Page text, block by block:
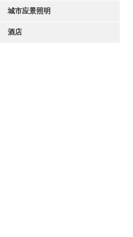
城市应景照明
酒店